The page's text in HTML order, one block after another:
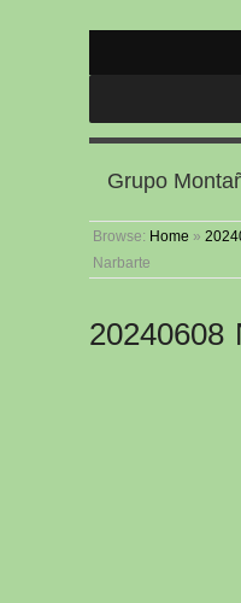
Grupo
Browse: Home »
Narbarte
20240608